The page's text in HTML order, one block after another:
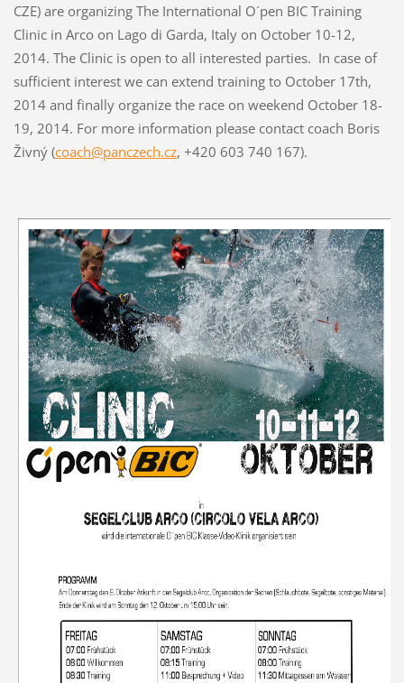
CZE) are organizing The International O´pen BIC Training
Clinic in Arco on Lago di Garda, Italy on October 10-12,
2014. The Clinic is open to all interested parties. In case of
sufficient interest we can extend training to October 17th,
2014 and finally organize the race on weekend October 18-
19, 2014. For more information please contact coach Boris
Živný (coach@panczech.cz, +420 603 740 167).